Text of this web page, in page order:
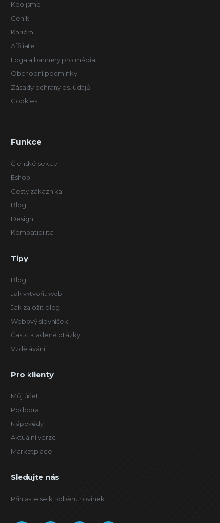
Kdo jsme
Ceník
Kariéra
Affiliate
Loga a bannery pro média
Obchodní podmínky
Zásady ochrany os. údajů
Cookies
Funkce
Členské sekce
Eshop
Cesty zákazníka
Blog
Design
Kompatibilita
Tipy
Blog
Jak vytvořit web
Jak založit blog
Webový slovníček
Často kladené otázky
Vzdělávání
Pro klienty
Můj účet
Podpora
Nápovědy
Aktuální verze
Marketplace
Sledujte nás
Přihlaste se k odběru novinek